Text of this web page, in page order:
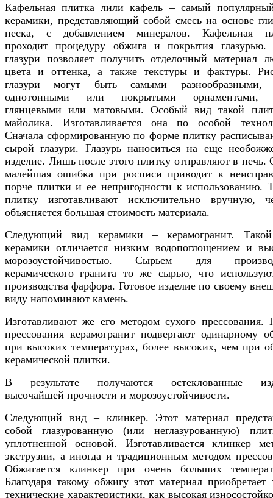
Кафельная плитка лили кафель – самый
керамики, представляющий собой смесь на основе
песка, с добавлением минералов. Кафельная
проходит процедуру обжига и покрытия глазурью.
глазури позволяет получить отделочный материал
цвета и оттенка, а также текстуры и фактуры.
глазури могут быть самыми разнообразными,
однотонными или покрытыми орнаментами,
глянцевыми или матовыми. Особый вид такой
майолика. Изготавливается она по особой
Сначала сформированную по форме плитку
сырой глазури. Глазурь наноситься на еще
изделие. Лишь после этого плитку отправляют в печь.
малейшая ошибка при росписи приводит к
порче плитки и ее непригодности к использованию.
плитку изготавливают исключительно вручную,
объясняется большая стоимость материала.
Следующий вид керамики – керамогранит.
керамики отличается низким водопоглощением и
морозоустойчивостью. Сырьем для
керамического гранита то же сырью, что
производства фарфора. Готовое изделие по своему
виду напоминают камень.
Изготавливают же его методом сухого прессования.
прессования керамогранит подвергают одинарному
при высоких температурах, более высоких, чем при
керамической плитки.
В результате получаются остеклованные
высочайшей прочности и морозоустойчивости.
Следующий вид – клинкер. Этот материал
собой глазурованную (или неглазурованную)
уплотненной основой. Изготавливается клинкер
экструзии, а иногда и традиционным методом
Обжигается клинкер при очень больших
Благодаря такому обжигу этот материал приобретает
технические характеристики, как высокая